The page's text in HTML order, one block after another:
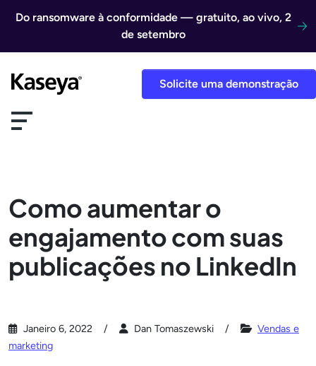
Do ransomware à conformidade — gratuito, ao vivo, 2
de setembro
Solicite uma demonstração
Como aumentar o
engajamento com suas
publicações no LinkedIn
Janeiro 6, 2022 Dan Tomaszewski
Vendas e
marketing